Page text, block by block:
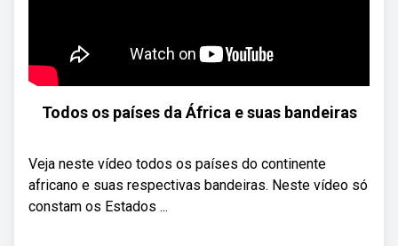
Todos os países da África e suas bandeiras
Veja neste vídeo todos os países do continente
africano e suas respectivas bandeiras. Neste vídeo só
constam os Estados ...